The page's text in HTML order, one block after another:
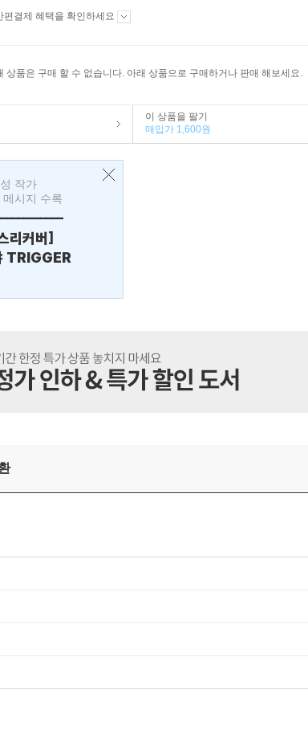
편결제 혜택을 확인하세요
상품은 구매 할 수 없습니다. 아래 상품으로 구매하거나 판매 해보세요.
이 상품을 팔기
매입가 1,600원
작가
메시지 수록
리커버]
TRIGGER